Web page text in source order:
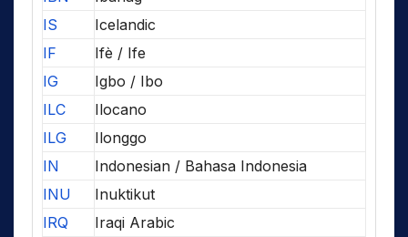
IS
Icelandic
IF
Ifè / Ife
IG
Igbo / Ibo
ILC
Ilocano
ILG
Ilonggo
IN
Indonesian / Bahasa Indonesia
INU
Inuktikut
IRQ
Iraqi Arabic